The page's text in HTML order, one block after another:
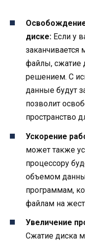
диске: Если у
заканчивается
файлы, сжатие
решением. С
данные будут
позволит
пространство
Ускорение
может также
процессору
объемом
программам,
файлам на
Увеличение
Сжатие диска